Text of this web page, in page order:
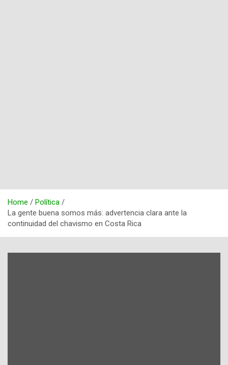
Home
Política
La gente buena somos más: advertencia clara ante la
continuidad del chavismo en Costa Rica